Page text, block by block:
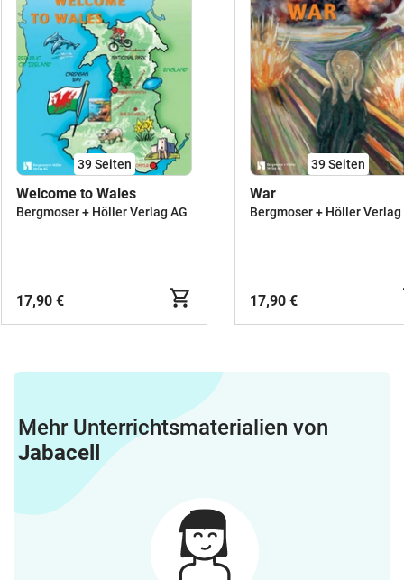
39Seiten
Welcome to Wales
Bergmoser + Höller Verlag AG
17,90 €
39Seiten
War
Bergmoser + Höller Verlag
17,90 €
Mehr Unterrichtsmaterialien von
Jabacell